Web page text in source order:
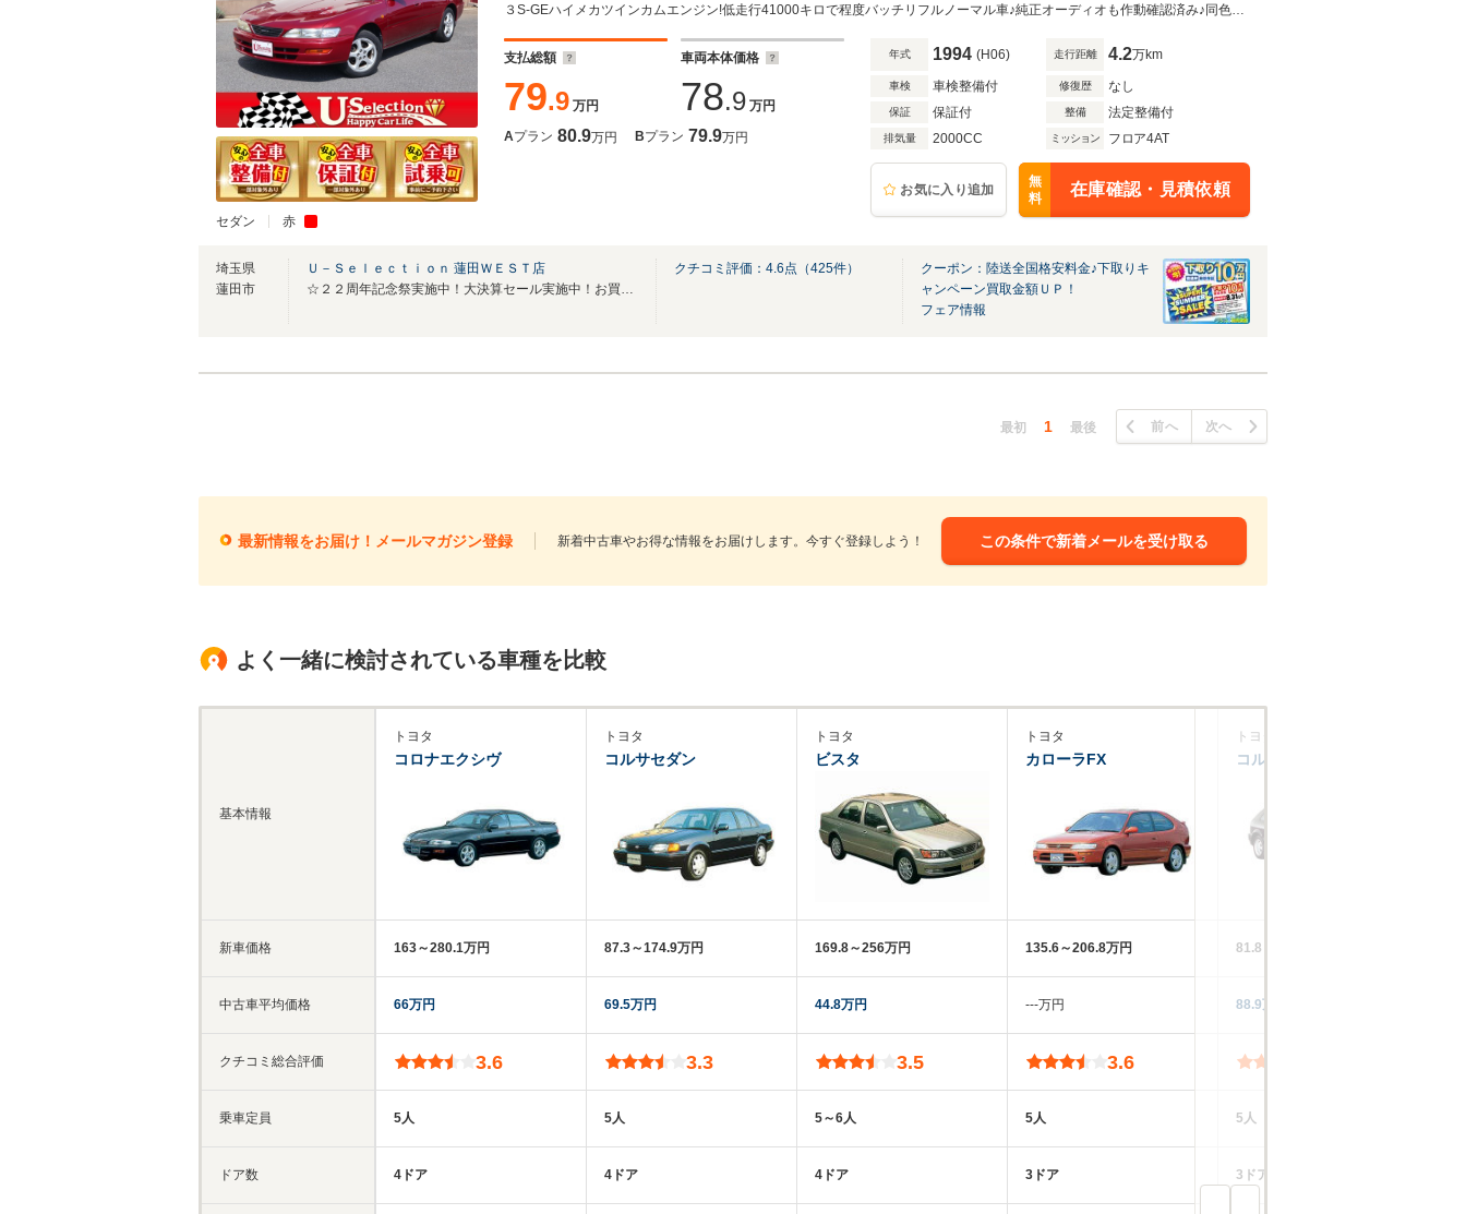
セダン 赤
３S-GEハイメカツインカムエンジン!低走行41000キロで程度バッチリフルノーマル車♪純正オーディオも作動確認済み♪同色補修もされてるので内外装とてもキレイです！！
支払総額
79.9 万円
車両本体価格
78.9 万円
Aプラン 80.9万円 Bプラン 79.9万円
年式 1994 (H06) 走行距離 4.2万km
車検 車検整備付 修復歴 なし
保証 保証付 整備 法定整備付
排気量 2000CC ミッション フロア4AT
お気に入り追加
無
料
在庫確認・見積依頼
埼玉県
蓮田市
Ｕ－Ｓｅｌｅｃｔｉｏｎ 蓮田ＷＥＳＴ店
☆２２周年記念祭実施中！大決算セール実施中！お買得期間をお見逃しなく！
クチコミ評価： 4.6点（425件）
クーポン：陸送全国格安料金♪下取りキ
ャンペーン買取金額ＵＰ！
フェア情報
最初 1 最後 前へ 次へ
最新情報をお届け！メールマガジン登録 新着中古車やお得な情報をお届けします。今すぐ登録しよう！ この条件で新着メールを受け取る
よく一緒に検討されている車種を比較
基本情報
新車価格
中古車平均価格
クチコミ総合評価
乗車定員
ドア数
トヨタ
コロナエクシヴ
163～280.1万円
66万円
3.6
5人
4ドア
トヨタ
コルサセダン
87.3～174.9万円
69.5万円
3.3
5人
4ドア
トヨタ
ビスタ
169.8～256万円
44.8万円
3.5
5～6人
4ドア
トヨタ
カローラFX
135.6～206.8万円
‐‐‐万円
3.6
5人
3ドア
トヨタ
コルサ
81.8～161.3万円
88.9万円
5人
3ドア